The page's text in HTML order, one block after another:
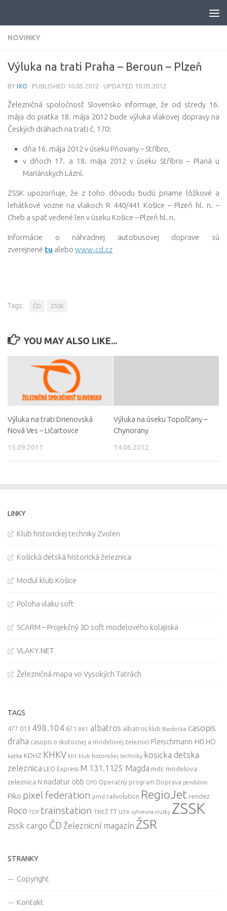
NOVINKY
Výluka na trati Praha – Beroun – Plzeň
BY IXO · PUBLISHED 10.05.2012 · UPDATED 10.05.2012
Železničná spoločnosť Slovensko informuje, že od stredy 16.
mája do piatka 18. mája 2012 bude výluka vlakovej dopravy na
Českých dráhach na trati č. 170:
dňa 16. mája 2012 v úseku Pňovany – Stříbro,
v dňoch 17. a 18. mája 2012 v úseku Stříbro – Planá u
Mariánskych Lázní.
ZSSK upozorňuje, že z toho dôvodu budú priame lôžkové a
lehátkové vozne na vlakoch R 440/441 Košice – Plzeň hl. n. –
Cheb a späť vedené len v úseku Košice – Plzeň hl. n.
Informácie o náhradnej autobusovej doprave sú
zverejnené tu alebo www.cd.cz
Tags: ČD ZSSK
YOU MAY ALSO LIKE...
Výluka na trati Drienovská
Nová Ves – Ličartovce
15.09.2011
Výluka na úseku Topoľčany –
Chynorany
14.06.2012
LINKY
Klub historickej techniky Zvolen
Košická detská historická železnica
Modul klub Košice
Poloha vlaku soft
SCARM – Projekčný 3D soft modelového kolajiska
VLAKY.NET
Železničná mapa vo Vysokých Tatrách
TAGS
477.013 498.104 671 861 albatros albatros klub Bardotka casopis
draha casopis o skutocnej a modelovej zeleznici Fleischmann H0 HO
katka KDHZ KHKV kht klub historickej techniky kosicka detska
zeleznica
LEO Express M 131.1125 Magda mdc modelova
zeleznica N nadatur obb OPD Operačný program Doprava pendolino
Piko pixel federation pmd railvolution RegioJet rendez
Roco TOP trainstation TREŽ TT U36 vyhrevna vrutky ZSSK
zssk cargo ČD Železnicní magazín ŽSR
STRANKY
Copyright
Kontakt